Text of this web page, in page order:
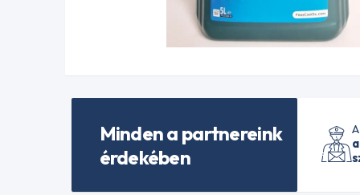
Minden a partnereink
érdekében